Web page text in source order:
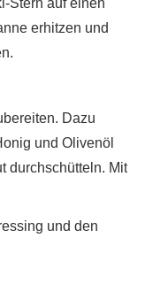
Stern auf einen
erhitzen und
Dazu
und Olivenöl
durchschütteln. Mit
und den